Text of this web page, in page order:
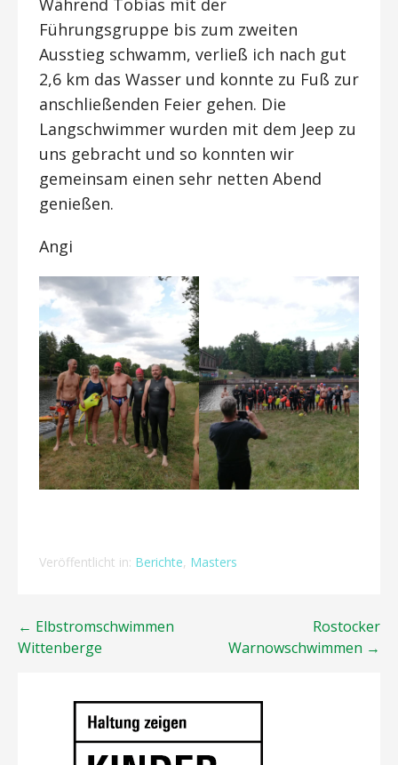
Führungsgruppe bis zum zweiten
Ausstieg schwamm, verließ ich nach gut
2,6 km das Wasser und konnte zu Fuß zur
anschließenden Feier gehen. Die
Langschwimmer wurden mit dem Jeep zu
uns gebracht und so konnten wir
gemeinsam einen sehr netten Abend
genießen.
Angi
Veröffentlicht in: Berichte, Masters
Beitragsnavigation
← Elbstromschwimmen
Wittenberge
Rostocker
Warnowschwimmen →